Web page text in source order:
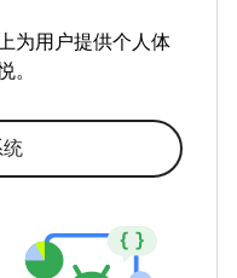
为用户提供个人体
。